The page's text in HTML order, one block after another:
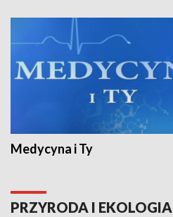
Medycyna i Ty
PRZYRODA I EKOLOGIA